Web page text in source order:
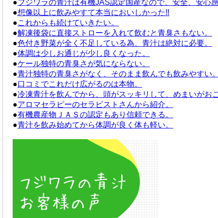
●フジワラの青汁は有機JAS認定国産なので、安全、安心感
●想像以上に飲みやすて本当においしかった!!
●これからも続けていきたい。
●解凍後袋に直接ストローを入れて飲むと青臭さもない。
●色付き野菜が全く不足している為、青汁は絶対に必要。
●体調は少しお通じが少し良くなった。
●ケール独特の青臭さが気にならない。
●青汁独特の青臭さがなく、そのまま飲んでも飲みやすい。
●口コミでこれだけ広がるのは本物。
●冷凍青汁を飲んでから、頭がスッキリして、めまいがお
●アロマセラピーのセラピストさんから紹介。
●有機農産物ＪＡＳの認定もあり信頼できる。
●青汁を飲み始めてから体調が良く体も軽い。